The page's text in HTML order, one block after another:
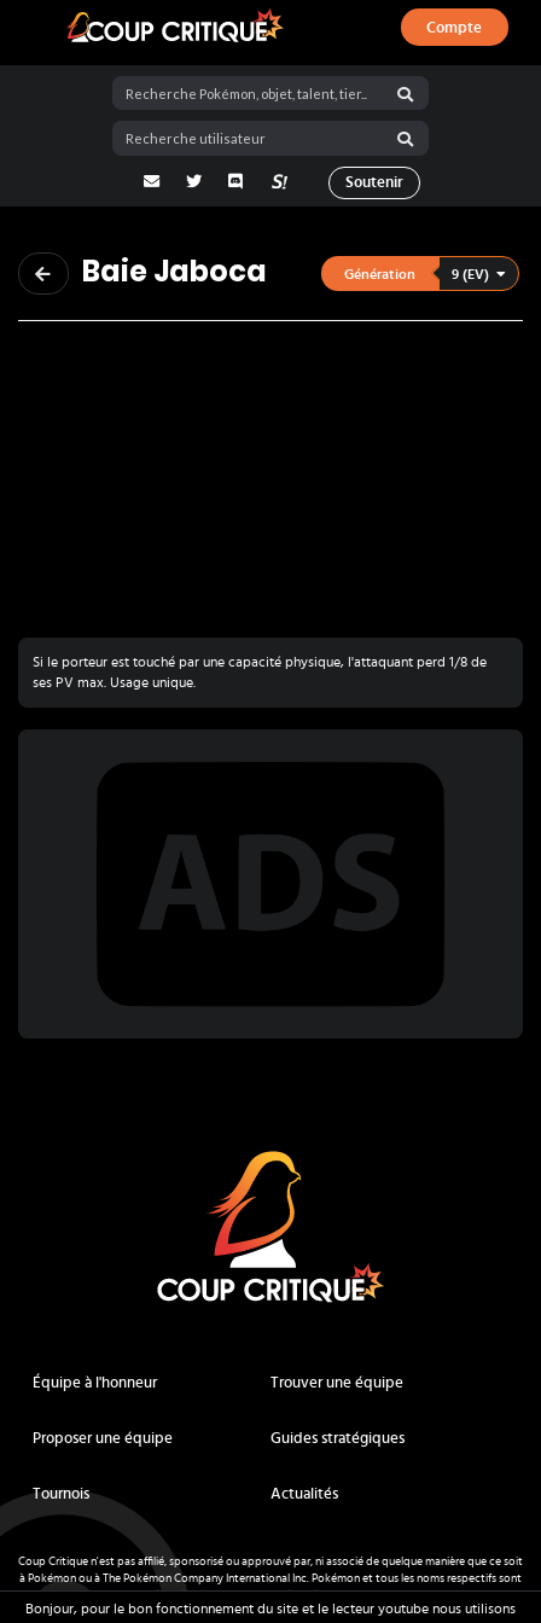
Coup Critique
Compte
adresse email
Twitter Discord La Salty Room sur Pokémon
Soutenir
Baie Jaboca Génération 9 (EV)
Si le porteur est touché par une capacité physique, l'attaquant perd 1/8 de
ses PV max. Usage unique.
Équipe à l'honneur Trouver une équipe
Proposer une équipe Guides stratégiques
Tournois Actualités
Coup Critique n'est pas affilié, sponsorisé ou approuvé par, ni associé de quelque manière que ce soit
à Pokémon ou à The Pokémon Company International Inc. Pokémon et tous les noms respectifs sont
des marques déposées et des marques déposées. © de Nintendo 1996-2026.
Bonjour, pour le bon fonctionnement du site et le lecteur youtube nous utilisons